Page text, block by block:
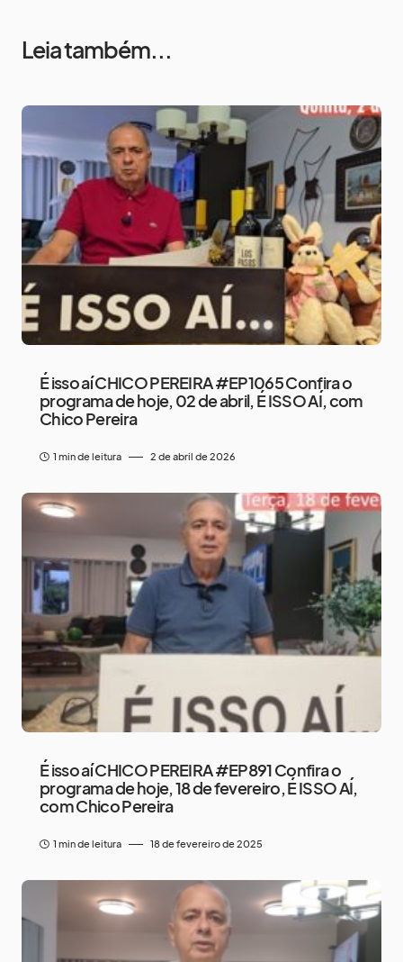
Leia também...
É isso aí CHICO PEREIRA #EP1065 Confira o
programa de hoje, 02 de abril, É ISSO AÍ, com
Chico Pereira
1 min de leitura 2 de abril de 2026
É isso aí CHICO PEREIRA #EP891 Confira o
programa de hoje, 18 de fevereiro, É ISSO AÍ,
com Chico Pereira
1 min de leitura 18 de fevereiro de 2025